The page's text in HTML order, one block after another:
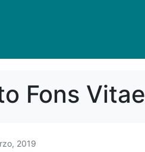
Fons Vitae
2019